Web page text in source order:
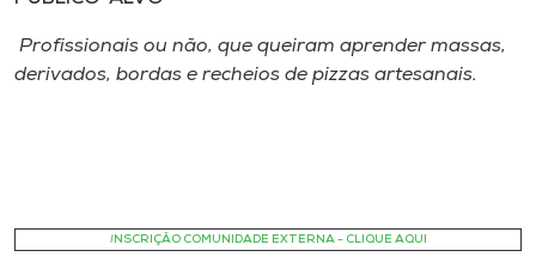
Profissionais ou não, que queiram aprender massas,
derivados, bordas e recheios de pizzas artesanais.
INSCRIÇÃO COMUNIDADE EXTERNA - CLIQUE AQUI